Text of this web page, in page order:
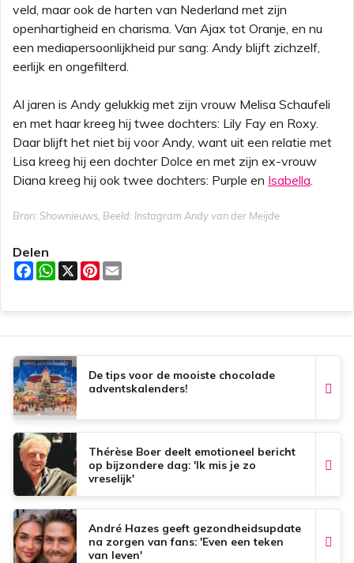
veld, maar ook de harten van Nederland met zijn
openhartigheid en charisma. Van Ajax tot Oranje, en nu
een mediapersoonlijkheid pur sang: Andy blijft zichzelf,
eerlijk en ongefilterd.
Al jaren is Andy gelukkig met zijn vrouw Melisa Schaufeli
en met haar kreeg hij twee dochters: Lily Fay en Roxy.
Daar blijft het niet bij voor Andy, want uit een relatie met
Lisa kreeg hij een dochter Dolce en met zijn ex-vrouw
Diana kreeg hij ook twee dochters: Purple en Isabella.
Bron: Shownieuws, Beeld: Instagram Andy van der Meijde
Delen
F
a
k
W
h
p
X
P
s
De tips voor de mooiste chocolade
adventskalenders!
Thérèse Boer deelt emotioneel bericht
op bijzondere dag: 'Ik mis je zo
vreselijk'
André Hazes geeft gezondheidsupdate
na zorgen van fans: 'Even een teken
van leven'